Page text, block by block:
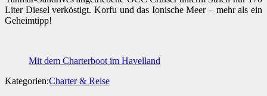
Liter Diesel verköstigt. Korfu und das Ionische Meer – mehr als ein
Geheimtipp!
Mit dem Charterboot im Havelland
Kategorien:Charter & Reise